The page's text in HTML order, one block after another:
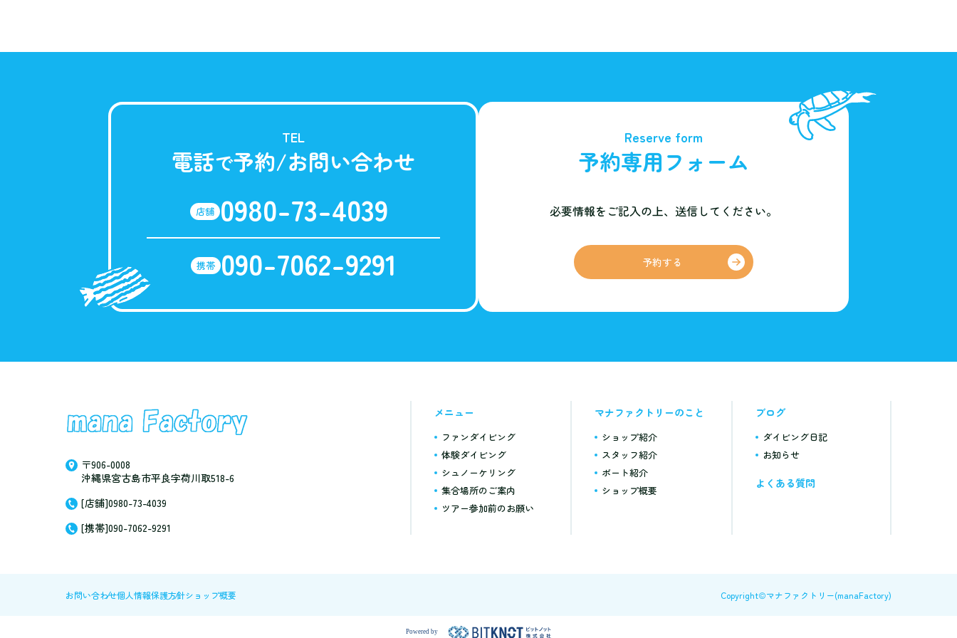
TEL
電話で予約/お問い合わせ
店舗 0980-73-4039
携帯 090-7062-9291
Reserve form
予約専用フォーム
必要情報をご記入の上、 送信してください。
予約する
〒906-0008
沖縄県宮古島市平良字荷川取518-6
[店舗]0980-73-4039
[携帯]090-7062-9291
メニュー
ファンダイビング
体験ダイビング
シュノーケリング
集合場所のご案内
ツアー参加前のお願い
マナファクトリーのこと
ショップ紹介
スタッフ紹介
ボート紹介
ショップ概要
ブログ
ダイビング日記
お知らせ
よくある質問
お問い合わせ個人情報保護方針ショップ概要 Copyright©マナファクトリー(manaFactory)